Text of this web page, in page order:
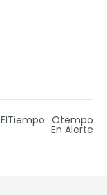
ElTiempo Otempo
En Alerte